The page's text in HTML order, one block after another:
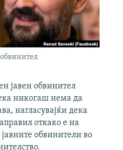
јавен обвинител
никогаш нема да
нагласувајќи дека
откако е на
обвинители во